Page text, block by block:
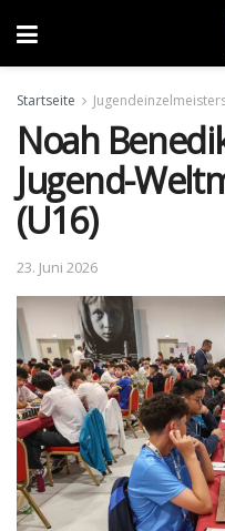
Startseite
Noah
Jugend-
(U16)
23. Juni 2026